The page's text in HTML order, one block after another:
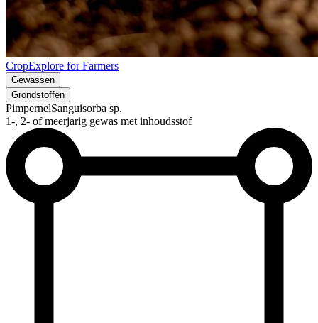
CropExplore for Farmers
Gewassen
Grondstoffen
PimpernelSanguisorba sp.
1-, 2- of meerjarig gewas met inhoudsstof